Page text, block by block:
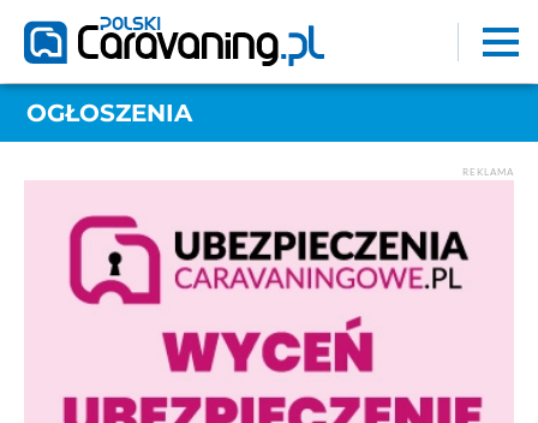
OGŁOSZENIA
REKLAMA